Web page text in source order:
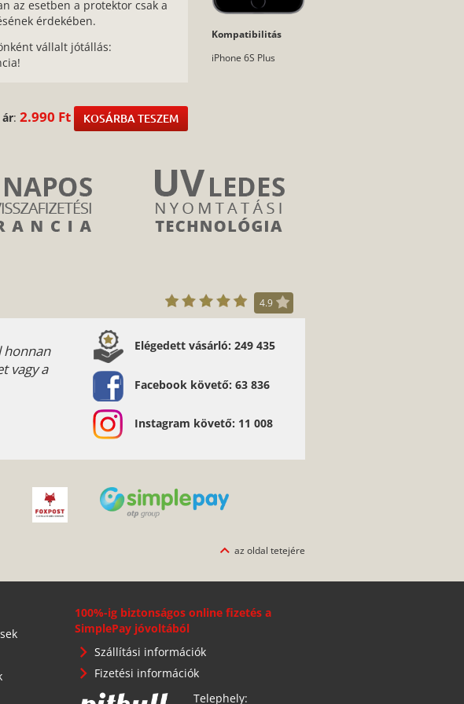
az esetben a protektor csak a
érdekében.
vállalt jótállás:
ár:2.990 Ft KOSÁRBA TESZEM
Kompatibilitás
iPhone 6S Plus
4.9
honnan
vagy a
Elégedett vásárló: 249 435
Facebook követő: 63 836
Instagram követő: 11 008
az oldal tetejére
100%-ig biztonságos online fizetés a
SimplePay jóvoltából
Szállítási információk
Fizetési információk
Telephely: